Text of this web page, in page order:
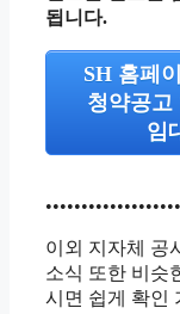
됩니다.
SH 홈페
청약공고
임
이외 지자체 공
소식 또한 비슷
시면 쉽게 확인